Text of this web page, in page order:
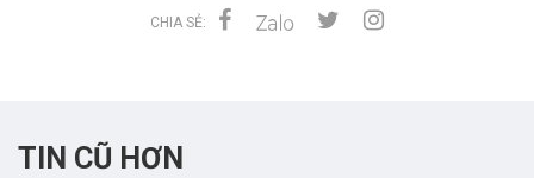
CHIA SẺ:
TIN CŨ HƠN